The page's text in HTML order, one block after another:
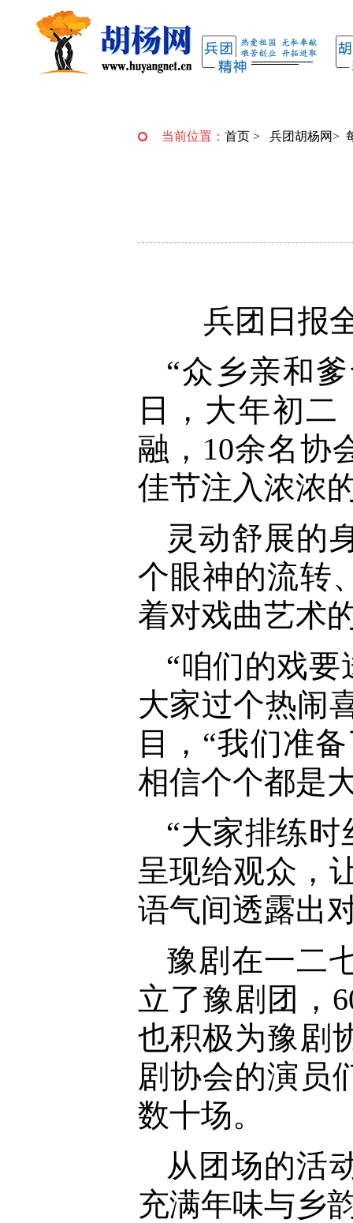
当前位置： 首页 > 兵团胡杨网>
兵团日报
“众乡亲和
日，大年初
融，10余名协
佳节注入浓浓
灵动舒展的
个眼神的流转
着对戏曲艺术
“咱们的戏
大家过个热闹
目，“我们准
相信个个都是
“大家排练
呈现给观众，
语气间透露出
豫剧在一二
立了豫剧团，
也积极为豫剧
剧协会的演员
数十场。
从团场的活
充满年味与乡